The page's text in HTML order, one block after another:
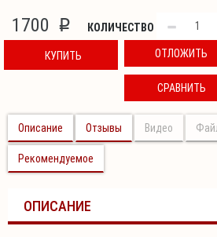
1700 p КОЛИЧЕСТВО
КУПИТЬ ОТЛОЖИТЬ
СРАВНИТЬ
Описание Отзывы Видео
Рекомендуемое
ОПИСАНИЕ